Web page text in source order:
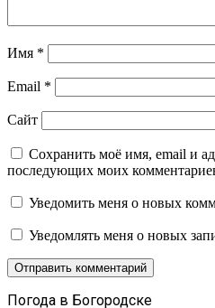
Имя *
Email *
Сайт
Сохранить моё имя, email и
последующих моих
Уведомить меня о новых
Уведомлять меня о новых
Погода в Богородске